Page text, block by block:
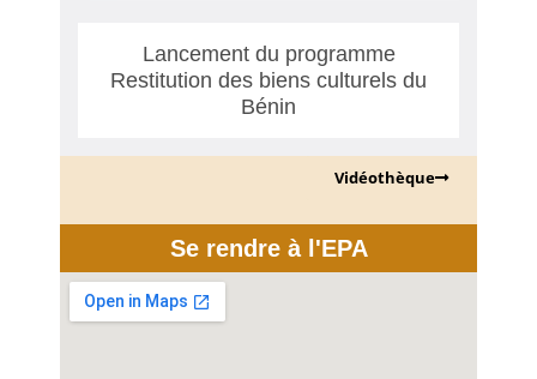
Lancement du programme
Restitution des biens culturels du
Bénin
Vidéothèque
Se rendre à l'EPA